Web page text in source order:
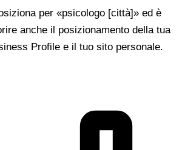
per «psicologo [città]» ed è
anche il posizionamento della tua
Profile e il tuo sito personale.